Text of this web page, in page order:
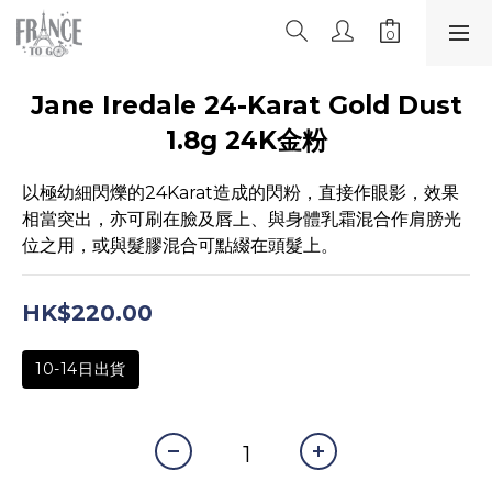
Jane Iredale 24-Karat Gold Dust
1.8g 24K金粉
以極幼細閃爍的24Karat造成的閃粉，直接作眼影，效果
相當突出，亦可刷在臉及唇上、與身體乳霜混合作肩膀光
位之用，或與髮膠混合可點綴在頭髮上。
HK$220.00
10-14日出貨